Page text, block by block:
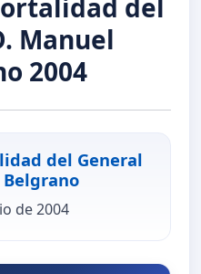
del
Manuel
2004
del General
de 2004